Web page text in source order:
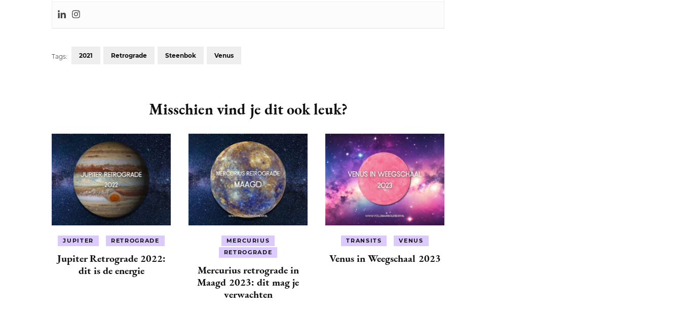
Tags: 2021 Retrograde Steenbok Venus
Misschien vind je dit ook leuk?
JUPITER RETROGRADE
Jupiter Retrograde 2022:
dit is de energie
MERCURIUS
RETROGRADE
Mercurius retrograde in
Maagd 2023: dit mag je
verwachten
TRANSITS VENUS
Venus in Weegschaal 2023